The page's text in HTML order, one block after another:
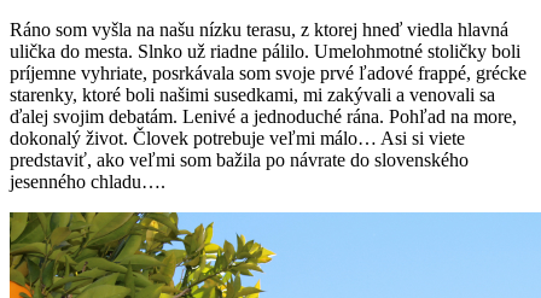
Ráno som vyšla na našu nízku terasu, z ktorej hneď viedla hlavná
ulička do mesta. Slnko už riadne pálilo. Umelohmotné stoličky boli
príjemne vyhriate, posrkávala som svoje prvé ľadové frappé, grécke
starenky, ktoré boli našimi susedkami, mi zakývali a venovali sa
ďalej svojim debatám. Lenivé a jednoduché rána. Pohľad na more,
dokonalý život. Človek potrebuje veľmi málo… Asi si viete
predstaviť, ako veľmi som bažila po návrate do slovenského
jesenného chladu….